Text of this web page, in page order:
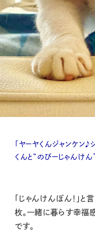
「ヤーヤくんジャンケン
くんと“のびーじゃんけん
「じゃんけんぽん！」
枚。一緒に暮らす幸福
です。